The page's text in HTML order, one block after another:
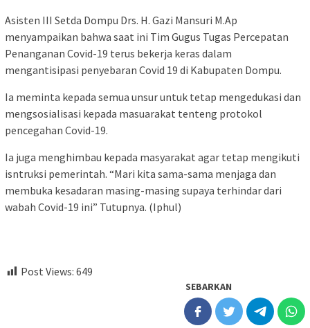
Asisten III Setda Dompu Drs. H. Gazi Mansuri M.Ap
menyampaikan bahwa saat ini Tim Gugus Tugas Percepatan
Penanganan Covid-19 terus bekerja keras dalam
mengantisipasi penyebaran Covid 19 di Kabupaten Dompu.
Ia meminta kepada semua unsur untuk tetap mengedukasi dan
mengsosialisasi kepada masuarakat tenteng protokol
pencegahan Covid-19.
Ia juga menghimbau kepada masyarakat agar tetap mengikuti
isntruksi pemerintah. “Mari kita sama-sama menjaga dan
membuka kesadaran masing-masing supaya terhindar dari
wabah Covid-19 ini” Tutupnya. (Iphul)
Post Views: 649
SEBARKAN